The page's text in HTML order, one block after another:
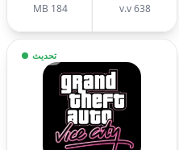
v.v 638
184 MB
تحديث